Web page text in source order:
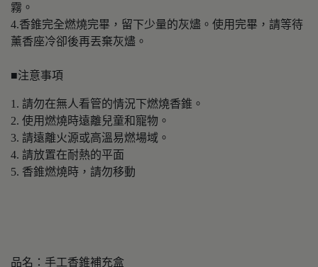
霧。
4.香錐完全燃燒完畢，留下少量的灰燼。使用完畢，請等待
薰香座冷卻後再丟棄灰燼。
■注意事項
1. 請勿在無人看管的情況下燃燒香錐。
2. 使用燃燒時遠離兒童和寵物。
3. 請遠離火源或高溫易燃場域。
4. 請放置在耐熱的平面
5. 香錐燃燒時，請勿移動
品名：手工香錐補充盒